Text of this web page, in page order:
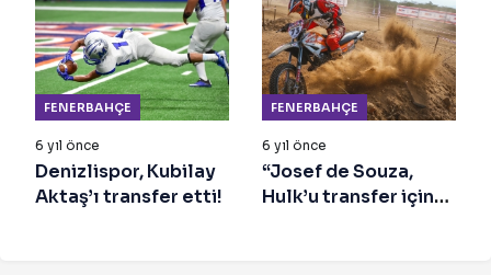
FENERBAHÇE
6 yıl önce
Denizlispor, Kubilay
Aktaş’ı transfer etti!
FENERBAHÇE
6 yıl önce
“Josef de Souza,
Hulk’u transfer için